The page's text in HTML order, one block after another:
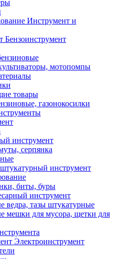
Инструмент и
Бензоинструмент
мотопомпы
товары
газонокосилки
инструмент
серпянка
инструмент
биты, буры
инструмент
ведра, тазы штукатурные
мешки для мусора, щетки для
Электроинструмент